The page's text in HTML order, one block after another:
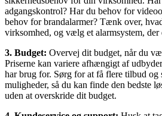
adgangskontrol? Har du behov for
behov for brandalarmer? Tænk over,
virksomhed, og vælg et alarmsystem, der
3. Budget: Overvej dit budget, når du
Priserne kan variere afhængigt af
har brug for. Sørg for at få flere tilbud og
muligheder, så du kan finde den bedste
uden at overskride dit budget.